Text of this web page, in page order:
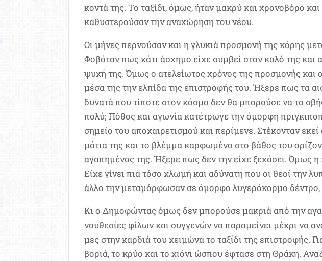
κοντά της. Το ταξίδι, όμως, ήταν μακρύ και χρονοβόρο
καθυστερούσαν την αναχώρηση του νέου.
Οι μήνες περνούσαν και η γλυκιά προσμονή της κόρης
Φοβόταν πως κάτι άσχημο είχε συμβεί στον καλό της
ψυχή της. Όμως ο ατελείωτος χρόνος της προσμονής και
μέσα της την ελπίδα της επιστροφής του. Ήξερε πως τα
δυνατά που τίποτε στον κόσμο δεν θα μπορούσε να τα
πολύ; Πόθος και αγωνία κατέτρωγε την όμορφη
σημείο του αποχαιρετισμού και περίμενε. Στέκονταν εκεί
μάτια της και το βλέμμα καρφωμένο στο βάθος του
αγαπημένος της. Ήξερε πως δεν την είχε ξεχάσει. Όμως
Είχε γίνει πια τόσο χλωμή και αδύνατη που οι θεοί την
άλλο την μεταμόρφωσαν σε όμορφο λυγερόκορμο δέντρο,
Κι ο Δημοφώντας όμως δεν μπορούσε μακριά από την
νουθεσίες φίλων και συγγενών να παραμείνει μέχρι να
μες στην καρδιά του χειμώνα το ταξίδι της επιστροφής.
βοριά, το κρύο και το χιόνι ώσπου έφτασε στη Θράκη.